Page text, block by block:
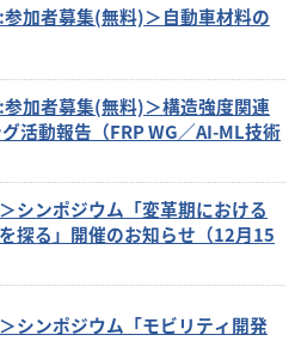
加者募集(無料)＞自動車材料の
加者募集(無料)＞構造強度関連
活動報告（FRP WG／AI-ML技術
シンポジウム「変革期における
探る」開催のお知らせ（12月15
シンポジウム「モビリティ開発